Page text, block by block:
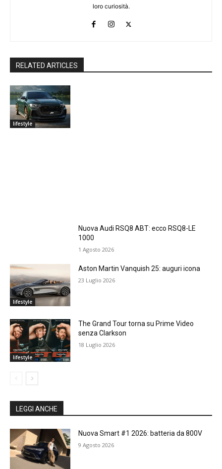
loro curiosità.
RELATED ARTICLES
lifestyle
Nuova Audi RSQ8 ABT: ecco RSQ8-LE
1000
1 Agosto 2026
lifestyle
Aston Martin Vanquish 25: auguri icona
23 Luglio 2026
lifestyle
The Grand Tour torna su Prime Video
senza Clarkson
18 Luglio 2026
LEGGI ANCHE
Nuova Smart #1 2026: batteria da 800V
9 Agosto 2026